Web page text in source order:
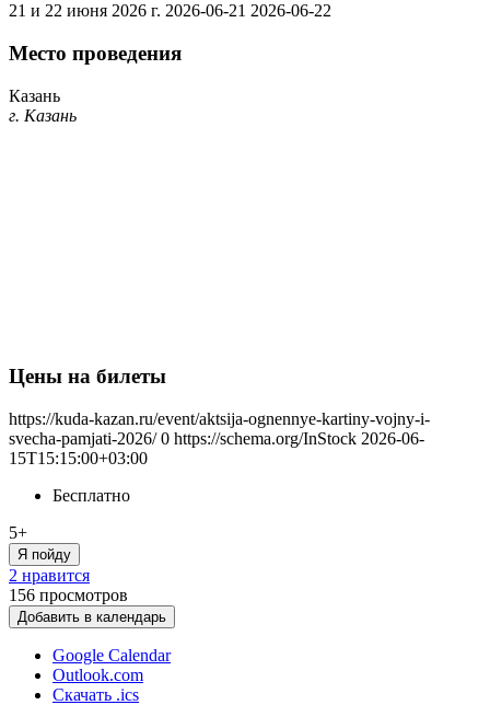
21 и 22 июня 2026 г. 2026-06-21 2026-06-22
Место проведения
Казань
г. Казань
Цены на билеты
https://kuda-kazan.ru/event/aktsija-ognennye-kartiny-vojny-i-
svecha-pamjati-2026/ 0 https://schema.org/InStock 2026-06-
15T15:15:00+03:00
Бесплатно
5+
Я пойду
2 нравится
156 просмотров
Добавить в календарь
Google Calendar
Outlook.com
Скачать .ics